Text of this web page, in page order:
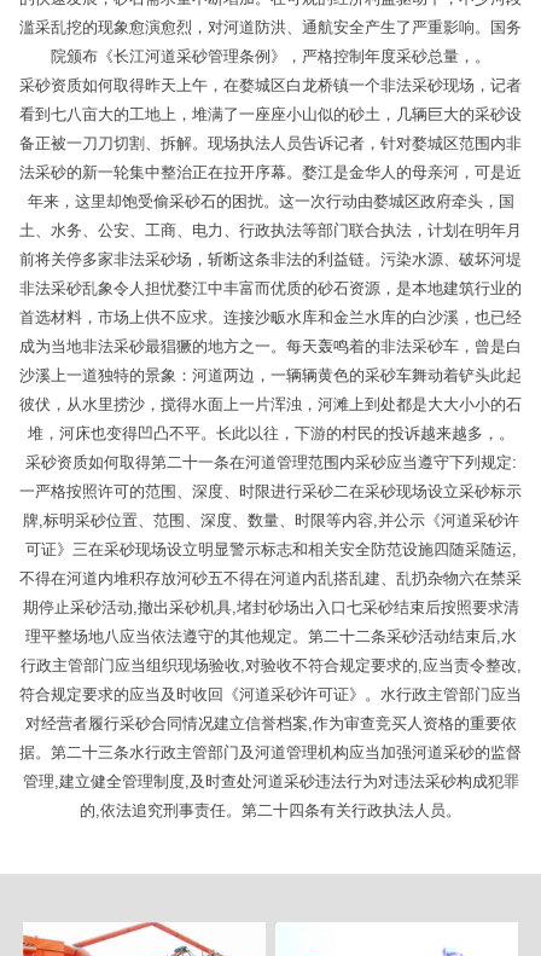
滥采乱挖的现象愈演愈烈，对河道防洪、通航安全产生了严重影响。国务
院颁布《长江河道采砂管理条例》，严格控制年度采砂总量，。
采砂资质如何取得昨天上午，在婺城区白龙桥镇一个非法采砂现场，记者
看到七八亩大的工地上，堆满了一座座小山似的砂土，几辆巨大的采砂设
备正被一刀刀切割、拆解。现场执法人员告诉记者，针对婺城区范围内非
法采砂的新一轮集中整治正在拉开序幕。婺江是金华人的母亲河，可是近
年来，这里却饱受偷采砂石的困扰。这一次行动由婺城区政府牵头，国
土、水务、公安、工商、电力、行政执法等部门联合执法，计划在明年月
前将关停多家非法采砂场，斩断这条非法的利益链。污染水源、破坏河堤
非法采砂乱象令人担忧婺江中丰富而优质的砂石资源，是本地建筑行业的
首选材料，市场上供不应求。连接沙畈水库和金兰水库的白沙溪，也已经
成为当地非法采砂最猖獗的地方之一。每天轰鸣着的非法采砂车，曾是白
沙溪上一道独特的景象：河道两边，一辆辆黄色的采砂车舞动着铲头此起
彼伏，从水里捞沙，搅得水面上一片浑浊，河滩上到处都是大大小小的石
堆，河床也变得凹凸不平。长此以往，下游的村民的投诉越来越多，。
采砂资质如何取得第二十一条在河道管理范围内采砂应当遵守下列规定:
一严格按照许可的范围、深度、时限进行采砂二在采砂现场设立采砂标示
牌,标明采砂位置、范围、深度、数量、时限等内容,并公示《河道采砂许
可证》三在采砂现场设立明显警示标志和相关安全防范设施四随采随运,
不得在河道内堆积存放河砂五不得在河道内乱搭乱建、乱扔杂物六在禁采
期停止采砂活动,撤出采砂机具,堵封砂场出入口七采砂结束后按照要求清
理平整场地八应当依法遵守的其他规定。第二十二条采砂活动结束后,水
行政主管部门应当组织现场验收,对验收不符合规定要求的,应当责令整改,
符合规定要求的应当及时收回《河道采砂许可证》。水行政主管部门应当
对经营者履行采砂合同情况建立信誉档案,作为审查竞买人资格的重要依
据。第二十三条水行政主管部门及河道管理机构应当加强河道采砂的监督
管理,建立健全管理制度,及时查处河道采砂违法行为对违法采砂构成犯罪
的,依法追究刑事责任。第二十四条有关行政执法人员。